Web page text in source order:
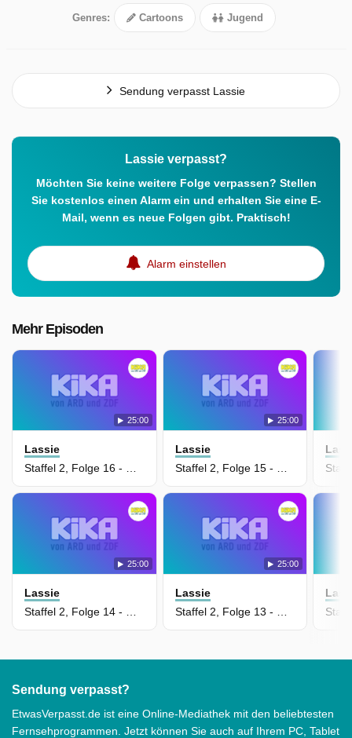
Genres: Cartoons Jugend
Sendung verpasst Lassie
Lassie verpasst?
Möchten Sie keine weitere Folge verpassen? Stellen
Sie kostenlos einen Alarm ein und erhalten Sie eine E-
Mail, wenn es neue Folgen gibt. Praktisch!
Alarm einstellen
Mehr Episoden
25:00
Lassie
Staffel 2, Folge 16 - Wiedersehen mit der Freundin
25:00
Lassie
Staffel 2, Folge 15 - Das Geheimnis der verlassenen Mine
25:00
Lassie
25:00
Lassie
Sendung verpasst?
EtwasVerpasst.de ist eine Online-Mediathek mit den beliebtesten
Fernsehprogrammen. Jetzt können Sie auch auf Ihrem PC, Tablet